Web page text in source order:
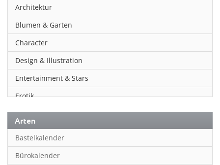
Architektur
Blumen & Garten
Character
Design & Illustration
Entertainment & Stars
Erotik
Essen & Trinken
Familienplaner
Fantasy
Arten
Bastelkalender
Bürokalender